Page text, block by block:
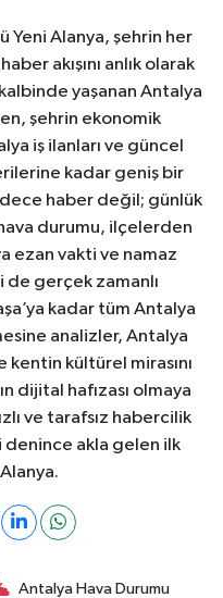
Yeni Alanya, şehrin her
akışını anlık olarak
yaşanan Antalya
şehrin ekonomik
iş ilanları ve güncel
kadar geniş bir
haber değil; günlük
durumu, ilçelerden
ezan vakti ve namaz
gerçek zamanlı
kadar tüm Antalya
analizler, Antalya
kültürel mirasını
dijital hafızası olmaya
ve tarafsız habercilik
denince akla gelen ilk
Antalya Hava Durumu